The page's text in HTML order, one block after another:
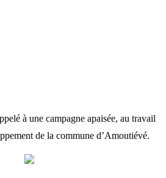
à une campagne apaisée, au travail
de la commune d’Amoutiévé.